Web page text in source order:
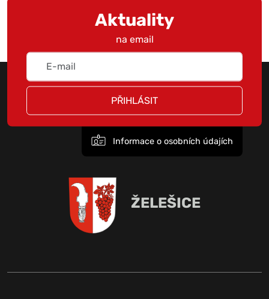
Aktuality
na email
PŘIHLÁSIT
Informace o osobních údajích
ŽELEŠICE